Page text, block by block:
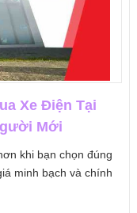
Xe Điện Tại
Mới
khi bạn chọn đúng
minh bạch và chính